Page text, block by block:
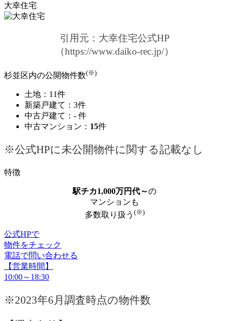
大幸住宅
引用元：大幸住宅公式HP
（https://www.daiko-rec.jp/）
杉並区内の公開物件数(※)
土地：11件
新築戸建て：3件
中古戸建て：- 件
中古マンション： 15件
※公式HPに未公開物件に関する記載なし
特徴
駅チカ1,000万円代～の
マンションも
多数取り扱う (※)
公式HPで
物件をチェック
電話で問い合わせる
【営業時間】
10:00～18:30
※2023年6月調査時点の物件数